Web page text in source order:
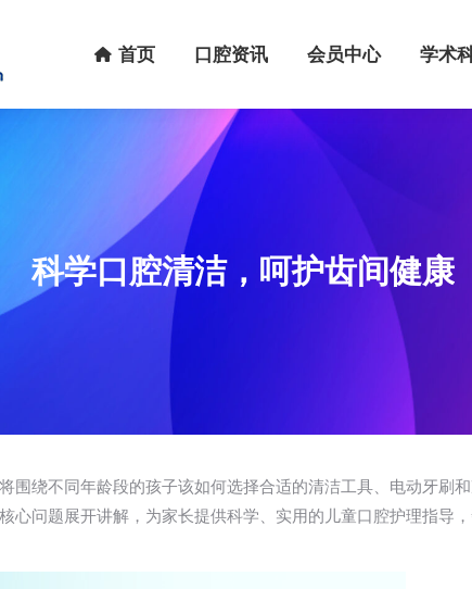
首页 口腔资讯 会员中心 学术
科学口腔清洁，呵护齿间健康
围绕不同年龄段的孩子该如何选择合适的清洁工具、电动牙刷
心问题展开讲解，为家长提供科学、实用的儿童口腔护理指导